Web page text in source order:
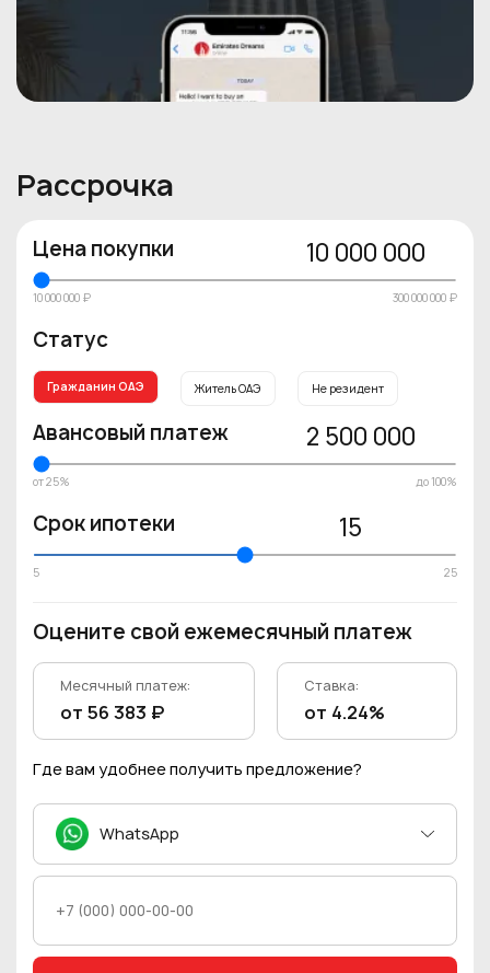
Рассрочка
Цена покупки 10 000 000
10 000 000 ₽ 300 000 000 ₽
Статус
Гражданин ОАЭ Житель ОАЭ Не резидент
Авансовый платеж 2 500 000
от 25% до 100%
Срок ипотеки 15
5 25
Оцените свой ежемесячный платеж
Месячный платеж:
от 56 383 ₽
Ставка:
от 4.24%
Где вам удобнее получить предложение?
WhatsApp